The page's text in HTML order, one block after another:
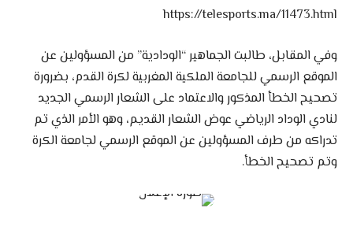
https://telesports.ma/11473.html
وفي المقابل، طالبت الجماهير “الودادية” من المسؤولين عن
الموقع الرسمي للجامعة الملكية المغربية لكرة القدم، بضرورة
تصحيح الخطأ المذكور والاعتماد على الشعار الرسمي الجديد
لنادي الوداد الرياضي عوض الشعار القديم، وهو الأمر الذي تم
تدراكه من طرف المسؤولين عن الموقع الرسمي لجامعة الكرة
وتم تصحيح الخطأ.